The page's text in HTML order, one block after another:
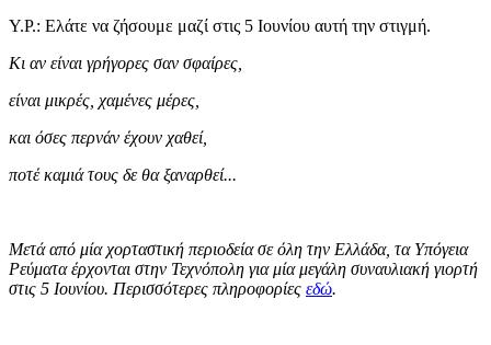
Υ.Ρ.: Ελάτε να ζήσουμε μαζί στις 5 Ιουνίου αυτή την στιγμή.
Κι αν είναι γρήγορες σαν σφαίρες,
είναι μικρές, χαμένες μέρες,
και όσες περνάν έχουν χαθεί,
ποτέ καμιά τους δε θα ξαναρθεί...
Μετά από μία χορταστική περιοδεία σε όλη την Ελλάδα, τα Υπόγεια
Ρεύματα έρχονται στην Τεχνόπολη για μία μεγάλη συναυλιακή γιορτή
στις 5 Ιουνίου. Περισσότερες πληροφορίες εδώ.